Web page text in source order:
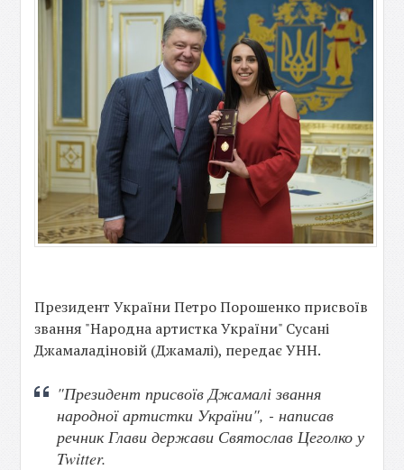
Президент України Петро Порошенко присвоїв
звання "Народна артистка України" Сусані
Джамаладіновій (Джамалі), передає УНН.
"Президент присвоїв Джамалі звання
народної артистки України", - написав
речник Глави держави Святослав Цеголко у
Twitter.